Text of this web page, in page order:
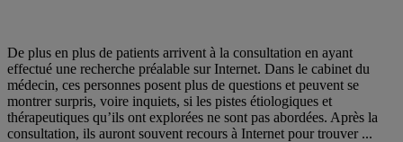
De plus en plus de patients arrivent à la consultation en ayant
effectué une recherche préalable sur Internet. Dans le cabinet du
médecin, ces personnes posent plus de questions et peuvent se
montrer surpris, voire inquiets, si les pistes étiologiques et
thérapeutiques qu’ils ont explorées ne sont pas abordées. Après la
consultation, ils auront souvent recours à Internet pour trouver ...